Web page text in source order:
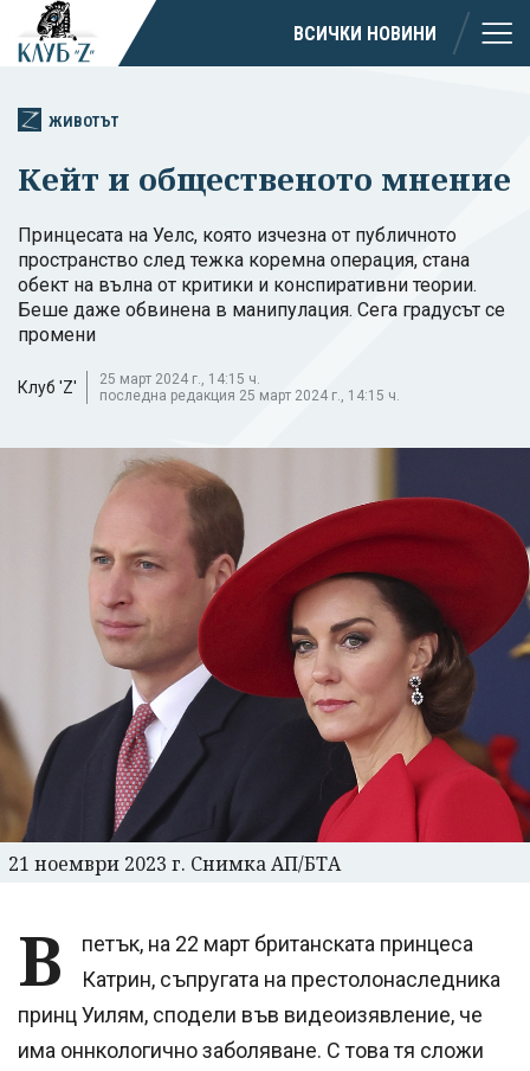
ВСИЧКИ НОВИНИ
ЖИВОТЪТ
Кейт и общественото мнение
Принцесата на Уелс, която изчезна от публичното
пространство след тежка коремна операция, стана
обект на вълна от критики и конспиративни теории.
Беше даже обвинена в манипулация. Сега градусът се
промени
Клуб 'Z'
25 март 2024 г., 14:15 ч.
последна редакция 25 март 2024 г., 14:15 ч.
21 ноември 2023 г. Снимка АП/БТА
В
петък, на 22 март британската принцеса
Катрин, съпругата на престолонаследника
принц Уилям, сподели във видеоизявление, че
има оннкологично заболяване. С това тя сложи